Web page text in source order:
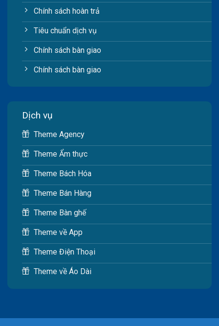
Chính sách hoàn trả
Tiêu chuẩn dịch vụ
Chính sách bàn giao
Chính sách bàn giao
Dịch vụ
Theme Agency
Theme Ẩm thực
Theme Bách Hóa
Theme Bán Hàng
Theme Bàn ghế
Theme về App
Theme Điện Thoại
Theme về Áo Dài